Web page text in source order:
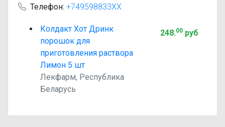
Телефон: +749598833XX
Колдакт Хот Дринк
порошок для
приготовления раствора
Лимон 5 шт
Лекфарм, Республика
Беларусь
248.00руб